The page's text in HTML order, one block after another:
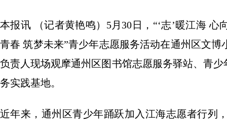
本报讯 （记者黄艳鸣）5月30日，“‘志’暖江海
青春 筑梦未来”青少年志愿服务活动在通州区文
负责人现场观摩通州区图书馆志愿服务驿站、青
务实践基地。
近年来，通州区青少年踊跃加入江海志愿者行列